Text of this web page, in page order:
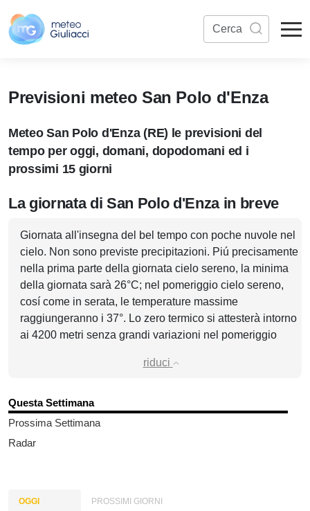
Previsioni meteo San Polo d'Enza
Meteo San Polo d'Enza (RE) le previsioni del
tempo per oggi, domani, dopodomani ed i
prossimi 15 giorni
La giornata di San Polo d'Enza in breve
Giornata all'insegna del bel tempo con poche nuvole nel
cielo. Non sono previste precipitazioni. Piú precisamente
nella prima parte della giornata cielo sereno, la minima
della giornata sarà 26°C; nel pomeriggio cielo sereno,
cosí come in serata, le temperature massime
raggiungeranno i 37°. Lo zero termico si attesterà intorno
ai 4200 metri senza grandi variazioni nel pomeriggio
riduci
Questa Settimana
Prossima Settimana
Radar
OGGI PROSSIMI GIORNI